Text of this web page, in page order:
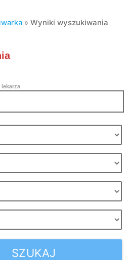
»Wyniki wyszukiwania
SZUKAJ